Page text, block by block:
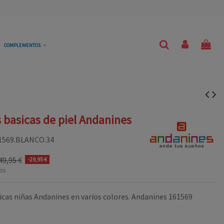
COMPLEMENTOS
de piel Andanines
€ -29,95 €
niñas Andanines en varios colores. Andanines 161569